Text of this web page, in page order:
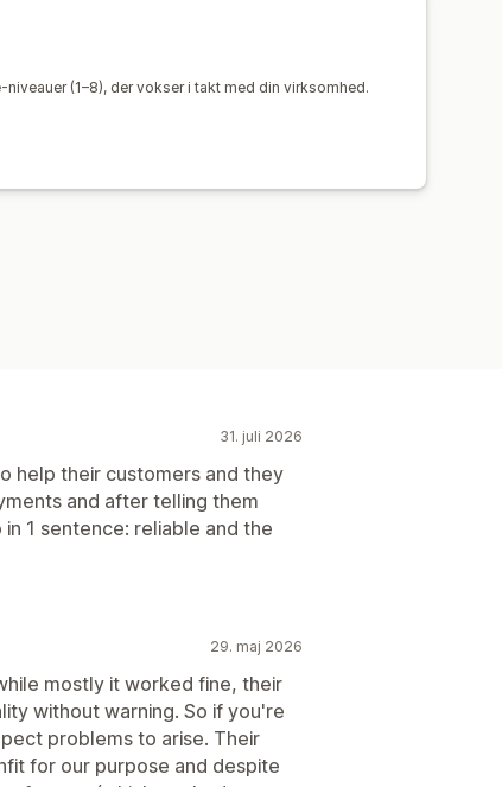
(1–8), der vokser i takt med din virksomhed.
31. juli 2026
help their customers and they
and after telling them
1 sentence: reliable and the
29. maj 2026
mostly it worked fine, their
without warning. So if you're
problems to arise. Their
for our purpose and despite